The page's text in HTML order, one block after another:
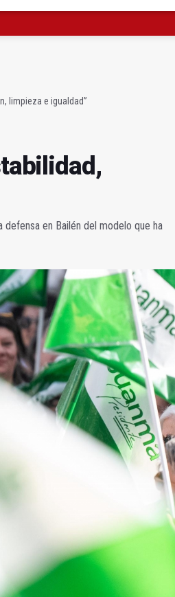
limpieza e igualdad”
en Bailén del modelo que ha